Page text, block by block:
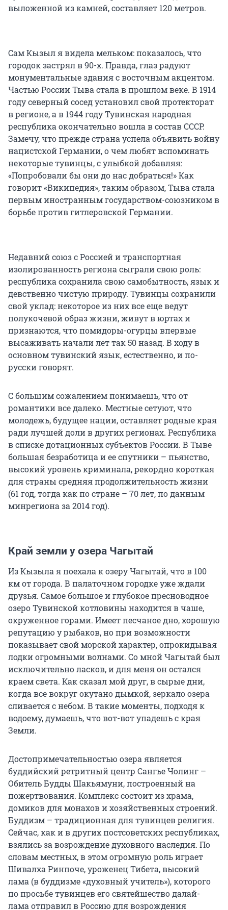
выложенной из камней, составляет 120 метров.
Сам Кызыл я видела мельком: показалось, что
городок застрял в 90-х. Правда, глаз радуют
монументальные здания с восточным акцентом.
Частью России Тыва стала в прошлом веке. В 1914
году северный сосед установил свой протекторат
в регионе, а в 1944 году Тувинская народная
республика окончательно вошла в состав СССР.
Замечу, что прежде страна успела объявить войну
нацистской Германии, о чем любят вспоминать
некоторые тувинцы, с улыбкой добавляя:
«Попробовали бы они до нас добраться!» Как
говорит «Википедия», таким образом, Тыва стала
первым иностранным государством-союзником в
борьбе против гитлеровской Германии.
Недавний союз с Россией и транспортная
изолированность региона сыграли свою роль:
республика сохранила свою самобытность, язык и
девственно чистую природу. Тувинцы сохранили
свой уклад: некоторое из них все еще ведут
полукочевой образ жизни, живут в юртах и
признаются, что помидоры-огурцы впервые
высаживать начали лет так 50 назад. В ходу в
основном тувинский язык, естественно, и по-
русски говорят.
С большим сожалением понимаешь, что от
романтики все далеко. Местные сетуют, что
молодежь, будущее нации, оставляет родные края
ради лучшей доли в других регионах. Республика
в списке дотационных субъектов России. В Тыве
большая безработица и ее спутники – пьянство,
высокий уровень криминала, рекордно короткая
для страны средняя продолжительность жизни
(61 год, тогда как по стране – 70 лет, по данным
минрегиона за 2014 год).
Край земли у озера Чагытай
Из Кызыла я поехала к озеру Чагытай, что в 100
км от города. В палаточном городке уже ждали
друзья. Самое большое и глубокое пресноводное
озеро Тувинской котловины находится в чаше,
окруженное горами. Имеет песчаное дно, хорошую
репутацию у рыбаков, но при возможности
показывает свой морской характер, опрокидывая
лодки огромными волнами. Со мной Чагытай был
исключительно ласков, и для меня он остался
краем света. Как сказал мой друг, в сырые дни,
когда все вокруг окутано дымкой, зеркало озера
сливается с небом. В такие моменты, подходя к
водоему, думаешь, что вот-вот упадешь с края
Земли.
Достопримечательностью озера является
буддийский ретритный центр Сангье Чолинг –
Обитель Будды Шакьямуни, построенный на
пожертвования. Комплекс состоит из храма,
домиков для монахов и хозяйственных строений.
Буддизм – традиционная для тувинцев религия.
Сейчас, как и в других постсоветских республиках,
взялись за возрождение духовного наследия. По
словам местных, в этом огромную роль играет
Шивалха Ринпоче, уроженец Тибета, высокий
лама (в буддизме «духовный учитель»), которого
по просьбе тувинцев его святейшество далай-
лама отправил в Россию для возрождения